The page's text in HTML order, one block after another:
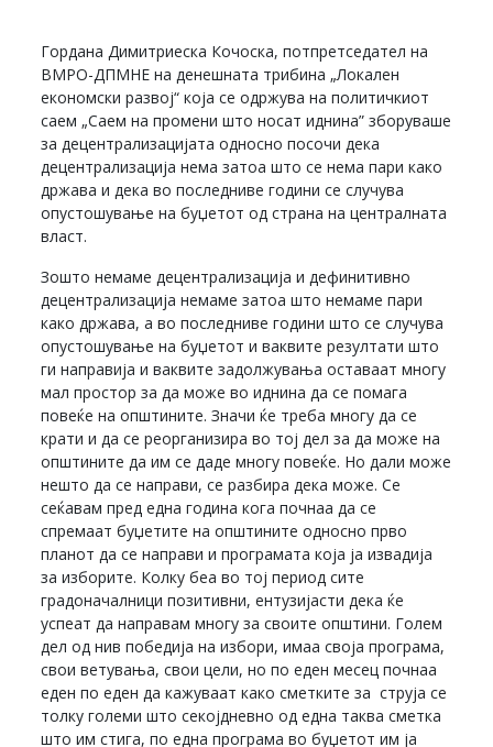
Гордана Димитриеска Кочоска, потпретседател на
ВМРО-ДПМНЕ на денешната трибина „Локален
економски развој“ која се одржува на политичкиот
саем „Саем на промени што носат иднина” зборуваше
за децентрализацијата односно посочи дека
децентрализација нема затоа што се нема пари како
држава и дека во последниве години се случува
опустошување на буџетот од страна на централната
власт.
Зошто немаме децентрализација и дефинитивно
децентрализација немаме затоа што немаме пари
како држава, а во последниве години што се случува
опустошување на буџетот и ваквите резултати што
ги направија и ваквите задолжувања оставаат многу
мал простор за да може во иднина да се помага
повеќе на општините. Значи ќе треба многу да се
крати и да се реорганизира во тој дел за да може на
општините да им се даде многу повеќе. Но дали може
нешто да се направи, се разбира дека може. Се
сеќавам пред една година кога почнаа да се
спремаат буџетите на општините односно прво
планот да се направи и програмата која ја извадија
за изборите. Колку беа во тој период сите
градоначалници позитивни, ентузијасти дека ќе
успеат да направам многу за своите општини. Голем
дел од нив победија на избори, имаа своја програма,
свои ветувања, свои цели, но по еден месец почнаа
еден по еден да кажуваат како сметките за струја се
толку големи што секојдневно од една таква сметка
што им стига, по една програма во буџетот им ја